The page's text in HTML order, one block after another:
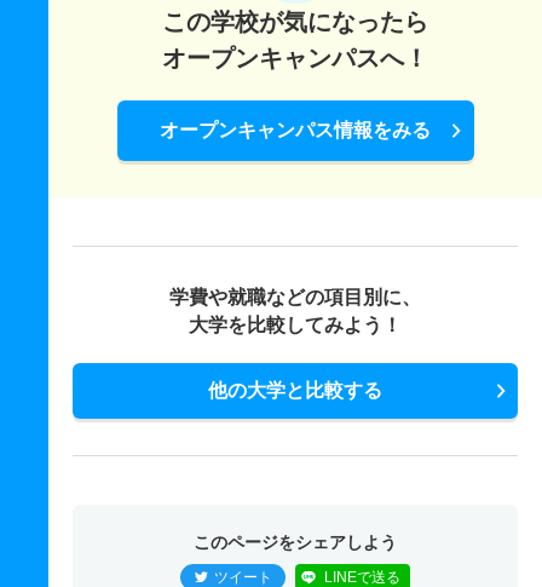
この学校が気になったら
オープンキャンパスへ！
オープンキャンパス情報をみる
学費や就職などの項目別に、
大学を比較してみよう！
他の大学と比較する
このページをシェアしよう
ツイート LINEで送る